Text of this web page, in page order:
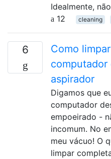
Idealmente,
12
cleaning
6
Como
computador
aspirador
Digamos que
computador
empoeirado -
incomum. No
meu vácuo! O
limpar